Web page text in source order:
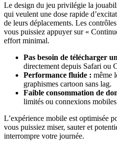
Le design du jeu privilégie la
qui veulent une dose rapide
de leurs déplacements. Les
vous puissiez appuyer sur «
effort minimal.
Pas besoin de télécharger
directement depuis Safari ou
Performance fluide : même
graphismes cartoon sans lag.
Faible consommation de
limités ou connexions
L’expérience mobile est optimisée
vous puissiez miser, sauter et
interrompre votre journée.